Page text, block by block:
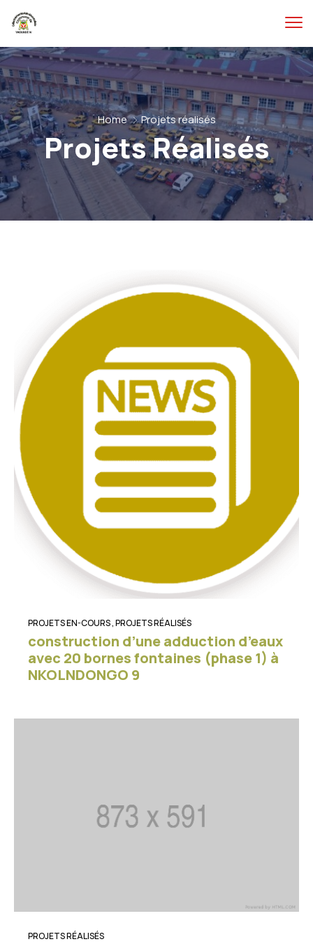
Home Projets réalisés
Projets Réalisés
PROJETS EN-COURS,PROJETS RÉALISÉS
construction d’une adduction d’eaux
avec 20 bornes fontaines (phase 1) à
NKOLNDONGO 9
PROJETS RÉALISÉS